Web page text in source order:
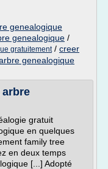
genealogique
genealogique /
gratuitement/ creer
genealogique
gratuit
en quelques
family tree
en deux temps
[...] Adopté